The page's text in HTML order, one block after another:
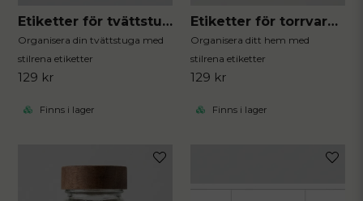
Etiketter för tvättstugan
Organisera din tvättstuga med
stilrena etiketter
129 kr
Finns i lager
Etiketter för torrvaror 12st
Organisera ditt hem med
stilrena etiketter
129 kr
Finns i lager